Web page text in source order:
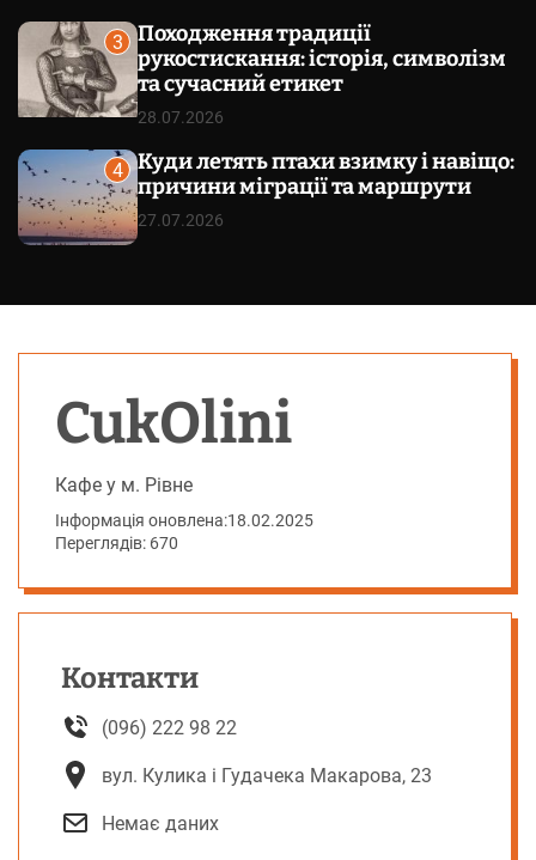
3
Походження традиції
рукостискання: історія, символізм
та сучасний етикет
28.07.2026
4
Куди летять птахи взимку і навіщо:
причини міграції та маршрути
27.07.2026
CukOlini
Кафе у м. Рівне
Інформація оновлена:18.02.2025
Переглядів: 670
Контакти
(096) 222 98 22
вул. Кулика і Гудачека Макарова, 23
Немає даних